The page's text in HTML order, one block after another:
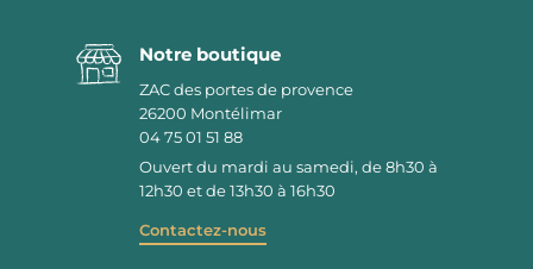
Notre boutique
ZAC des portes de provence
26200 Montélimar
04 75 01 51 88
Ouvert du mardi au samedi, de 8h30 à
12h30 et de 13h30 à 16h30
Contactez-nous